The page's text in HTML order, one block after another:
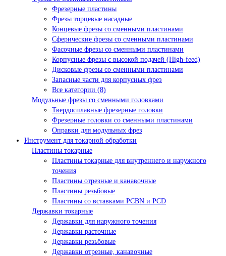
Фрезерные пластины
Фрезы торцевые насадные
Концевые фрезы со сменными пластинами
Сферические фрезы со сменными пластинами
Фасочные фрезы со сменными пластинами
Корпусные фрезы с высокой подачей (High-feed)
Дисковые фрезы со сменными пластинами
Запасные части для корпусных фрез
Все категории (8)
Модульные фрезы со сменными головками
Твердосплавные фрезерные головки
Фрезерные головки со сменными пластинами
Оправки для модульных фрез
Инструмент для токарной обработки
Пластины токарные
Пластины токарные для внутреннего и наружного
точения
Пластины отрезные и канавочные
Пластины резьбовые
Пластины со вставками PCBN и PCD
Державки токарные
Державки для наружного точения
Державки расточные
Державки резьбовые
Державки отрезные, канавочные